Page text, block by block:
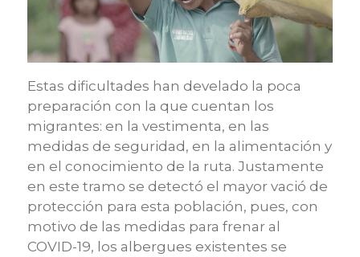
Estas dificultades han develado la poca
preparación con la que cuentan los
migrantes: en la vestimenta, en las
medidas de seguridad, en la alimentación y
en el conocimiento de la ruta. Justamente
en este tramo se detectó el mayor vació de
protección para esta población, pues, con
motivo de las medidas para frenar al
COVID-19, los albergues existentes se